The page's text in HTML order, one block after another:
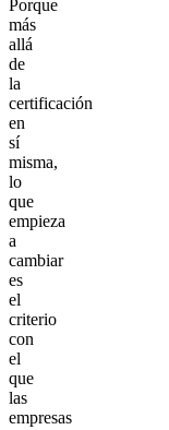
Porque
más
allá
de
la
certificación
en
sí
misma,
lo
que
empieza
a
cambiar
es
el
criterio
con
el
que
las
empresas